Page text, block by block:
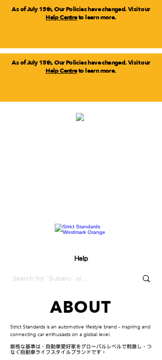
As of July 15th, Our Policies have changed. Visit our
Help Centreto learn more.
As of July 15th, Our Policies have changed. Visit our
Help Centreto learn more.
Help
ABOUT
Strict Standards is an automotive lifestyle brand - inspiring and
connecting car enthusiasts on a global level.
厳格な基準は、自動車愛好家をグローバルレベルで刺激し、つ
なぐ自動車ライフスタイルブランドです。